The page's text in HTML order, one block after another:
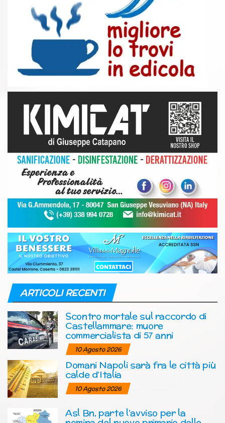
ARTICOLI RECENTI
Scontro mortale sul raccordo di
Castellammare: muore
commercialista di 57 anni
10 Agosto 2026
Domani Napoli sarà fra le città più
calde d’Italia
10 Agosto 2026
Asl Bn, parte l’avviso per la